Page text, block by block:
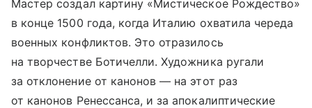
Мастер создал картину «Мистическое Рождество»
в конце 1500 года, когда Италию охватила череда
военных конфликтов. Это отразилось
на творчестве Ботичелли. Художника ругали
за отклонение от канонов — на этот раз
от канонов Ренессанса, и за апокалиптические